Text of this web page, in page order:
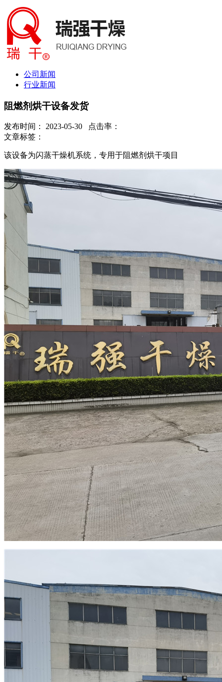
公司新闻
行业新闻
阻燃剂烘干设备发货
发布时间： 2023-05-30 点击率：
文章标签：
该设备为闪蒸干燥机系统，专用于阻燃剂烘干项目